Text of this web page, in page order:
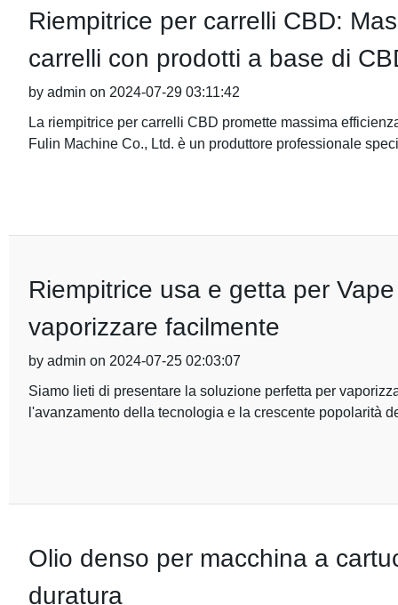
Riempitrice per carrelli CBD:
carrelli con prodotti a base di
by admin on 2024-07-29 03:11:42
La riempitrice per carrelli CBD promette massima
Fulin Machine Co., Ltd. è un produttore professionale
Riempitrice usa e getta per
vaporizzare facilmente
by admin on 2024-07-25 02:03:07
Siamo lieti di presentare la soluzione perfetta per
l'avanzamento della tecnologia e la crescente popolarità
Olio denso per macchina a
duratura